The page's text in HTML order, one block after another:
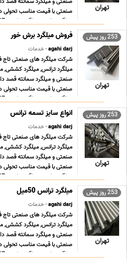
تهران
صنعتی با قیمت مناسب
میلگرد ترانس, میلگرد ترانسی ST37 , می ... ...
253 روز پیش
تهران
agahi darj- خدمات
شرکت میلگرد های صنعتی تاج
میلگرد ترانس, میلگرد کششی,
صنعتی و میلگرد سمانته قصد
صنعتی با قیمت مناسب
میلگرد ترانس, میلگرد ترانسی ST37 , می ... ...
253 روز پیش
تهران
agahi darj- خدمات
شرکت میلگرد های صنعتی تاج
میلگرد ترانس, میلگرد کششی,
صنعتی و میلگرد سمانته قصد
صنعتی با قیمت مناسب
میلگرد ترانس, میلگرد ترانسی ST37 , می ... ...
253 روز پیش
تهران
agahi darj- خدمات
شرکت میلگرد های صنعتی تاج
میلگرد ترانس, میلگرد کششی,
صنعتی و میلگرد سمانته قصد
صنعتی با قیمت مناسب
میلگرد ترانس, میلگرد ترانسی ST37 , می ... ...